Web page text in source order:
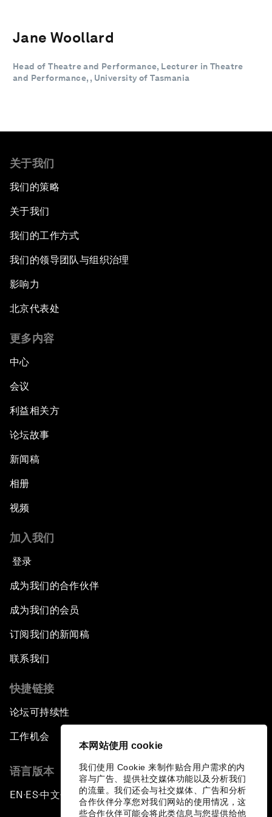
本网站使用 cookie
我们使用 Cookie 来制作贴合用户需求的内
容与广告、提供社交媒体功能以及分析我们
的流量。我们还会与社交媒体、广告和分析
合作伙伴分享您对我们网站的使用情况，这
些合作伙伴可能会将此类信息与您提供给他
Jane Woollard
Head of Theatre and Performance, Lecturer in Theatre
and Performance, , University of Tasmania
关于我们
我们的策略
关于我们
我们的工作方式
我们的领导团队与组织治理
影响力
北京代表处
更多内容
中心
会议
利益相关方
论坛故事
新闻稿
相册
视频
加入我们
登录
成为我们的合作伙伴
成为我们的会员
订阅我们的新闻稿
联系我们
快捷链接
论坛可持续性
工作机会
语言版本
EN ▪ES▪中文▪ 日本語